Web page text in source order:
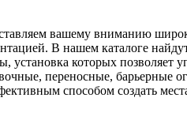
вашему вниманию
В нашем каталоге
которых позволяет
переносные, барьерные
способом создать